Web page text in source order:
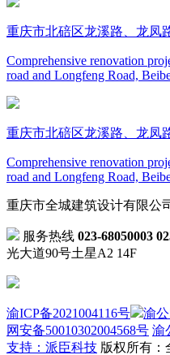
重庆市北碚区龙溪路、龙凤
Comprehensive renovation
road and Longfeng Road,
重庆市北碚区龙溪路、龙凤
Comprehensive renovation
road and Longfeng Road,
重庆市全城建筑设计有限公
服务热线 023-68050003
光大道90号土星A2 14F
渝ICP备2021004116号 渝
网安备50010302004568号 渝
支持：派臣科技 版权所有：